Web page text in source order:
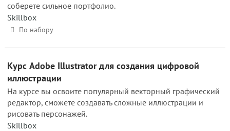
соберете сильное портфолио.
Skillbox
По набору
Курс Adobe Illustrator для создания цифровой
иллюстрации
На курсе вы освоите популярный векторный графический
редактор, сможете создавать сложные иллюстрации и
рисовать персонажей.
Skillbox